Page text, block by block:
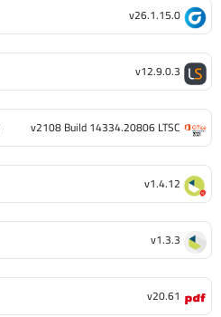
v26.1.15.0
v12.9.0.3
v2108 Build 14334.20806 LTSC
v1.4.12
v1.3.3
v20.61